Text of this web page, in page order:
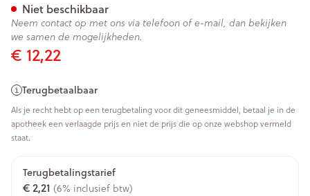
€ 12,22
Terugbetaalbaar
Als je recht hebt op een terugbetaling voor dit geneesmiddel, betaal je in de
apotheek een verlaagde prijs en niet de prijs die op onze webshop vermeld
staat.
Terugbetalingstarief
€ 2,21 (6% inclusief btw)
Niet beschikbaar
Neem contact op met ons via telefoon of e-mail, dan bekijken
we samen de mogelijkheden.